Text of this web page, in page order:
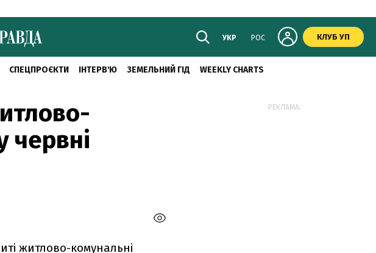
УКР РОС КЛУБ УП
СПЕЦПРОЄКТИ ІНТЕРВ'Ю ЗЕМЕЛЬНИЙ ГІД WEEKLY CHARTS
червні
житлово-комунальні
РЕКЛАМА: